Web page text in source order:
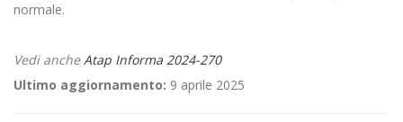
normale.
Vedi ancheAtap Informa 2024-270
Ultimo aggiornamento: 9 aprile 2025